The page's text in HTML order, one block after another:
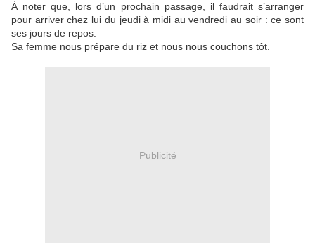
À noter que, lors d’un prochain passage, il faudrait s’arranger
pour arriver chez lui du jeudi à midi au vendredi au soir : ce sont
ses jours de repos.
Sa femme nous prépare du riz et nous nous couchons tôt.
Publicité